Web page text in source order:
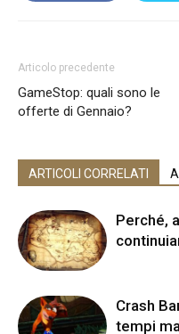
Articolo precedente
GameStop: quali sono le
offerte di Gennaio?
ARTICOLI CORRELATI
Perché,
Crash
tempi